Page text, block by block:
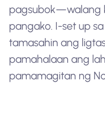
pagsubok—walang
pangako. I-set up
tamasahin ang
pamahalaan ang
pamamagitan ng